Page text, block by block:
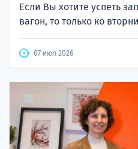
Если Вы хотите успеть
вагон, то только ко
07 июл 2026